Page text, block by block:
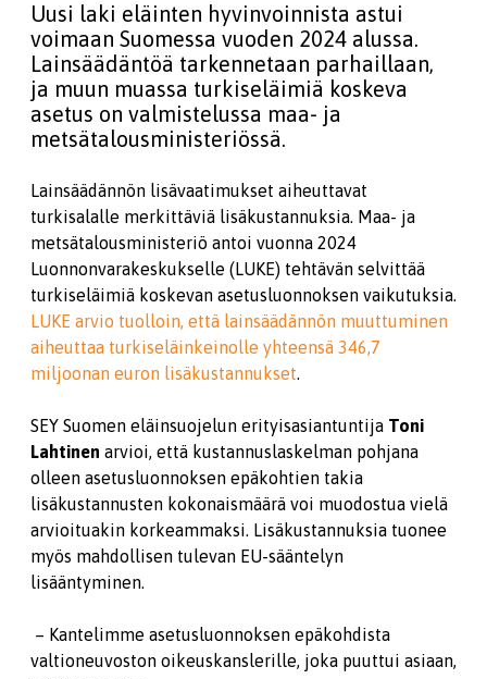
Uusi laki eläinten hyvinvoinnista astui
voimaan Suomessa vuoden 2024 alussa.
Lainsäädäntöä tarkennetaan parhaillaan,
ja muun muassa turkiseläimiä koskeva
asetus on valmistelussa maa- ja
metsätalousministeriössä.
Lainsäädännön lisävaatimukset aiheuttavat
turkisalalle merkittäviä lisäkustannuksia. Maa- ja
metsätalousministeriö antoi vuonna 2024
Luonnonvarakeskukselle (LUKE) tehtävän selvittää
turkiseläimiä koskevan asetusluonnoksen vaikutuksia.
LUKE arvio tuolloin, että lainsäädännön muuttuminen
aiheuttaa turkiseläinkeinolle yhteensä 346,7
miljoonan euron lisäkustannukset.
SEY Suomen eläinsuojelun erityisasiantuntija Toni
Lahtinen arvioi, että kustannuslaskelman pohjana
olleen asetusluonnoksen epäkohtien takia
lisäkustannusten kokonaismäärä voi muodostua vielä
arvioituakin korkeammaksi. Lisäkustannuksia tuonee
myös mahdollisen tulevan EU-sääntelyn
lisääntyminen.
– Kantelimme asetusluonnoksen epäkohdista
valtioneuvoston oikeuskanslerille, joka puuttui asiaan,